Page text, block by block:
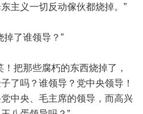
主义一切反动傢伙都烧掉。”
掉了谁领导？”
把那些腐朽的东西烧掉了，
了吗？谁领导？党中央领导！
中央、毛主席的领导，而高兴